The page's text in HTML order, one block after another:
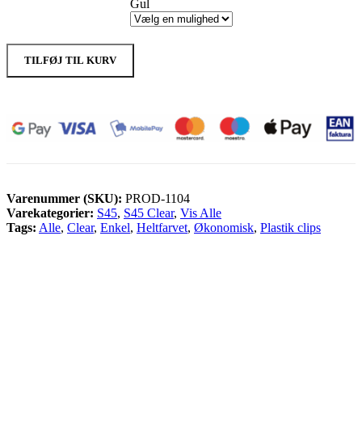
Gul
TILFØJ TIL KURV
Varenummer (SKU): PROD-1104
Varekategorier: S45, S45 Clear, Vis Alle
Tags: Alle, Clear, Enkel, Heltfarvet, Økonomisk, Plastik clips